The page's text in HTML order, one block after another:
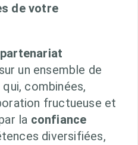
de votre
partenariat
un ensemble de
combinées,
fructueuse et
la confiance
diversifiées,